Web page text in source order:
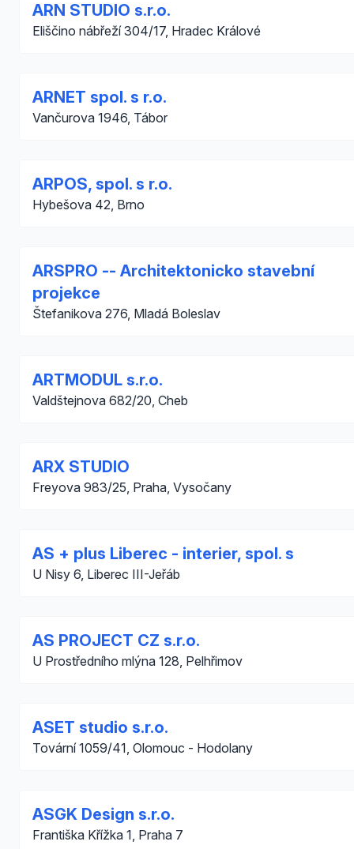
ARN STUDIO s.r.o.
Eliščino nábřeží 304/17, Hradec Králové
ARNET spol. s r.o.
Vančurova 1946, Tábor
ARPOS, spol. s r.o.
Hybešova 42, Brno
ARSPRO -- Architektonicko stavební
projekce
Štefanikova 276, Mladá Boleslav
ARTMODUL s.r.o.
Valdštejnova 682/20, Cheb
ARX STUDIO
Freyova 983/25, Praha, Vysočany
AS + plus Liberec - interier, spol. s
U Nisy 6, Liberec III-Jeřáb
AS PROJECT CZ s.r.o.
U Prostředního mlýna 128, Pelhřimov
ASET studio s.r.o.
Tovární 1059/41, Olomouc - Hodolany
ASGK Design s.r.o.
Františka Křížka 1, Praha 7